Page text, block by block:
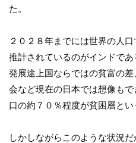
た。
２０２８年までには世界の人
推計されているのがインドであ
発展途上国ならではの貧富の
会など現在の日本では想像も
口の約７０％程度が貧困層とい
しかしながらこのような状況